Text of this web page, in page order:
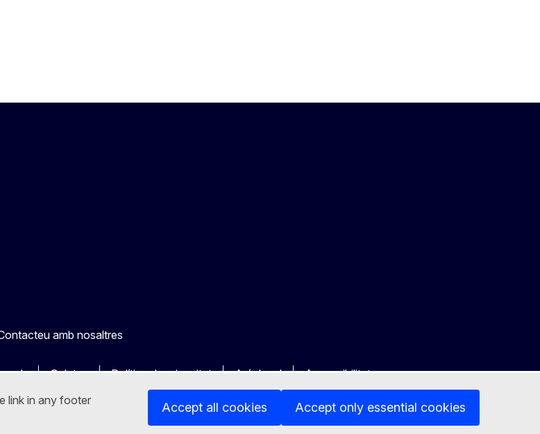
link in any footer
Accept all cookies Accept only essential cookies
amb nosaltres
web
Galetes Política de privacitat Avís legal Accessibilitat